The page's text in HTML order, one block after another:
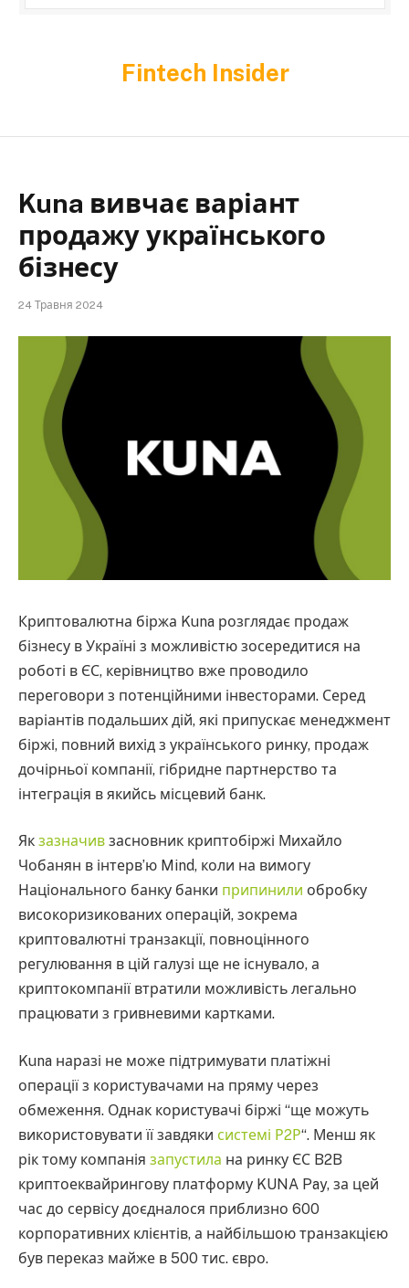
Fintech Insider
Kuna вивчає варіант
продажу українського
бізнесу
24 Травня 2024
Криптовалютна біржа Kuna розглядає продаж
бізнесу в Україні з можливістю зосередитися на
роботі в ЄС, керівництво вже проводило
переговори з потенційними інвесторами. Серед
варіантів подальших дій, які припускає менеджмент
біржі, повний вихід з українського ринку, продаж
дочірньої компанії, гібридне партнерство та
інтеграція в якийсь місцевий банк.
Як зазначив засновник криптобіржі Михайло
Чобанян в інтерв’ю Mind, коли на вимогу
Національного банку банки припинили обробку
високоризикованих операцій, зокрема
криптовалютні транзакції, повноцінного
регулювання в цій галузі ще не існувало, а
криптокомпанії втратили можливість легально
працювати з гривневими картками.
Kuna наразі не може підтримувати платіжні
операції з користувачами на пряму через
обмеження. Однак користувачі біржі “ще можуть
використовувати її завдяки системі Р2Р“. Менш як
рік тому компанія запустила на ринку ЄС B2B
криптоеквайрингову платформу KUNA Pay, за цей
час до сервісу доєдналося приблизно 600
корпоративних клієнтів, а найбільшою транзакцією
був переказ майже в 500 тис. євро.